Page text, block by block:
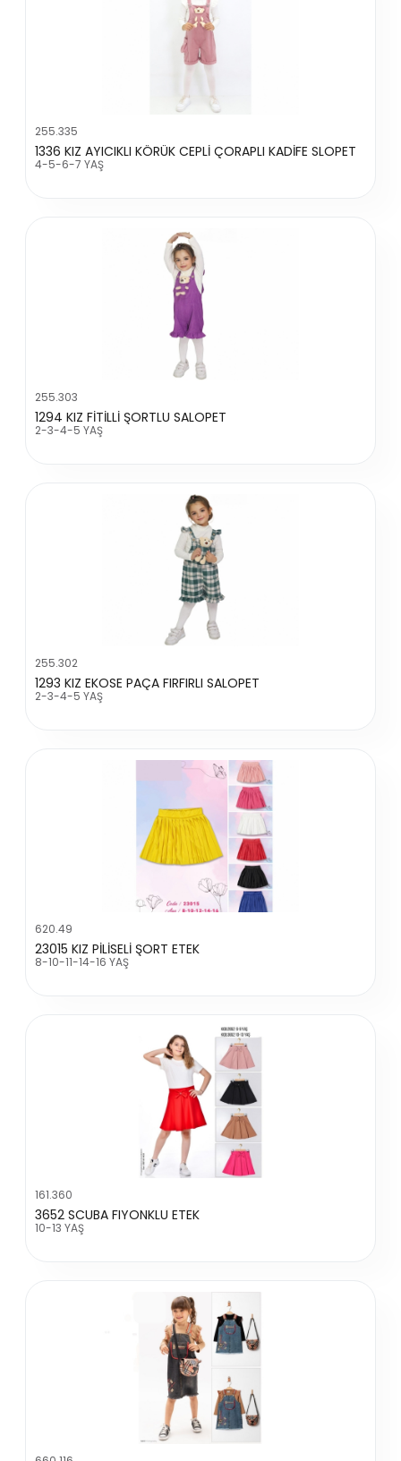
255.335
1336 KIZ AYICIKLI KÖRÜK CEPLİ ÇORAPLI KADİFE SLOPET
4-5-6-7 YAŞ
255.303
1294 KIZ FİTİLLİ ŞORTLU SALOPET
2-3-4-5 YAŞ
255.302
1293 KIZ EKOSE PAÇA FIRFIRLI SALOPET
2-3-4-5 YAŞ
620.49
23015 KIZ PİLİSELİ ŞORT ETEK
8-10-11-14-16 YAŞ
161.360
3652 SCUBA FIYONKLU ETEK
10-13 YAŞ